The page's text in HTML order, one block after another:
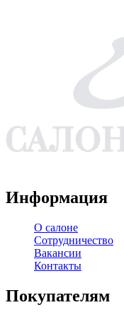
Информация
О салоне
Сотрудничество
Вакансии
Контакты
Покупателям